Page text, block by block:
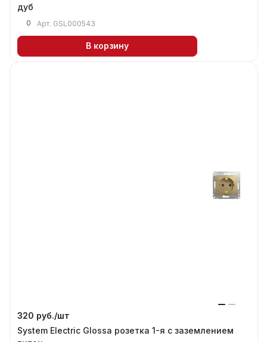
дуб
0 Арт. GSL000543
В корзину
320 руб./шт
System Electric Glossa розетка 1-я с заземлением